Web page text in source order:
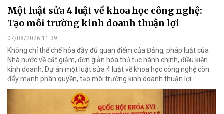
Một luật sửa 4 luật về khoa học công nghệ:
Tạo môi trường kinh doanh thuận lợi
07/08/2026 11:39
Không chỉ thể chế hóa đầy đủ quan điểm của Đảng, pháp luật của
Nhà nước về cắt giảm, đơn giản hóa thủ tục hành chính, điều kiện
kinh doanh, Dự án một luật sửa 4 luật về khoa học công nghệ còn
đẩy mạnh phân quyền, tạo môi trường kinh doanh thuận lợi.